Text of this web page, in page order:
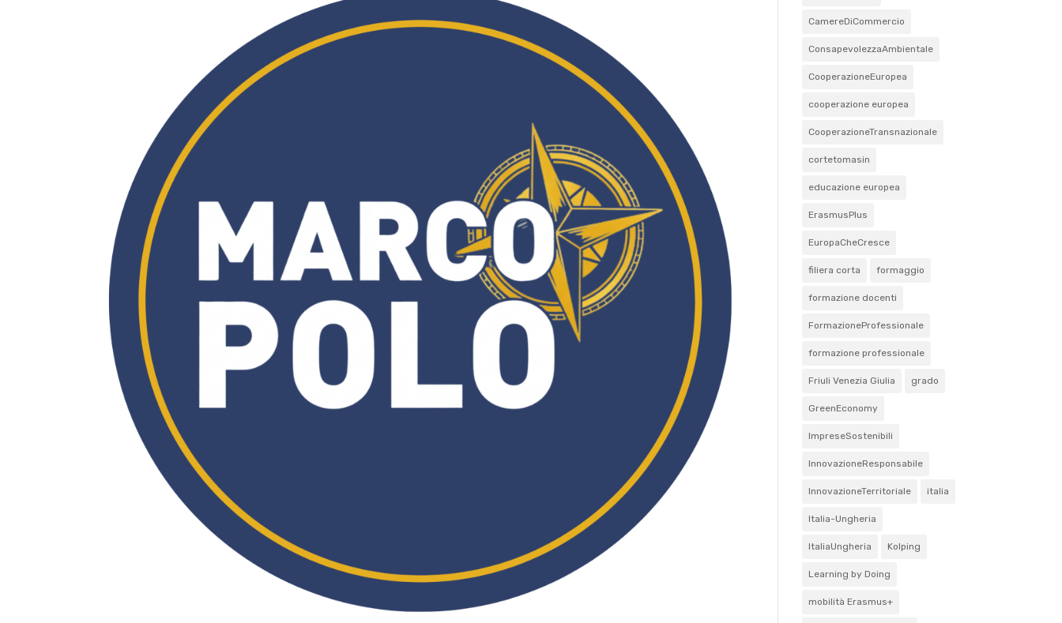
CamereDiCommercio
ConsapevolezzaAmbientale
CooperazioneEuropea
cooperazione europea
CooperazioneTransnazionale
cortetomasin
educazione europea
ErasmusPlus
EuropaCheCresce
filiera corta formaggio
formazione docenti
FormazioneProfessionale
formazione professionale
Friuli Venezia Giulia grado
GreenEconomy
ImpreseSostenibili
InnovazioneResponsabile
InnovazioneTerritoriale italia
Italia-Ungheria
ItaliaUngheria Kolping
Learning by Doing
mobilità Erasmus+